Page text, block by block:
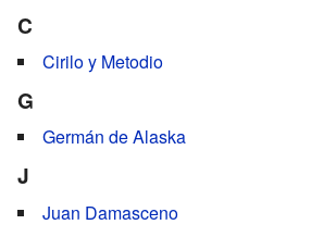
C
Cirilo y Metodio
G
Germán de Alaska
J
Juan Damasceno